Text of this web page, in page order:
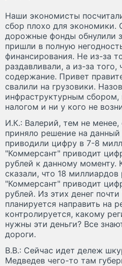
Наши экономисты
сбор плохо для экономики.
дорожные фонды обнулили
пришли в полную
финансирования. Не из-за
раздавливали, а из-за того,
содержание. Привет
свалили на грузовики.
инфраструктурным
налогом и ни у кого не
И.К.: Валерий, тем не менее,
приняло решение на
приводили цифру в 7-8
"Коммерсант" приводит
рублей к данному моменту.
сказали, что 18 миллиардов
"Коммерсант" приводит
рублей. Из этих денег
планируется направить на
контролируется, какому
нужны эти деньги? Все
дороги.
В.В.: Сейчас идет дележ
Медведев чего-то там